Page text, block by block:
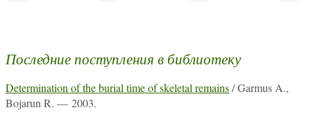
Последние поступления в библиотеку
Determination of the burial time of skeletal remains/ Garmus A.,
Bojarun R. — 2003.